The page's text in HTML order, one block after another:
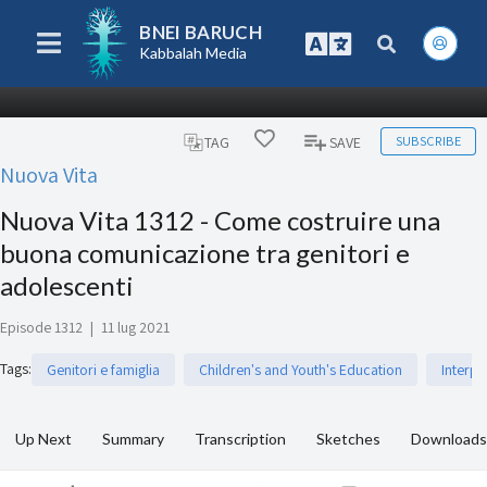
BNEI BARUCH
Kabbalah Media
TAG SAVE SUBSCRIBE
Nuova Vita
Nuova Vita 1312 - Come costruire una
buona comunicazione tra genitori e
adolescenti
Episode 1312 | 11 lug 2021
Tags: Genitori e famiglia Children's and Youth's Education
Up Next Summary Transcription Sketches Downloads